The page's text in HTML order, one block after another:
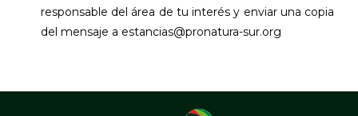
responsable del área de tu interés y enviar una copia
del mensaje a estancias@pronatura-sur.org